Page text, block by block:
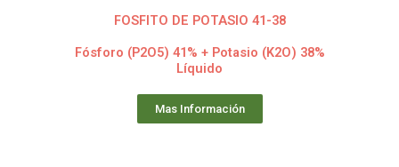
FOSFITO DE POTASIO 41-38
Fósforo (P2O5) 41% + Potasio (K2O) 38%
Líquido
Mas Información